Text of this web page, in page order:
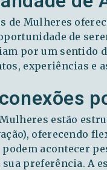
de Mulheres
de
por um sentido
experiências e
estão
oferecendo
podem acontecer
sua preferência. A